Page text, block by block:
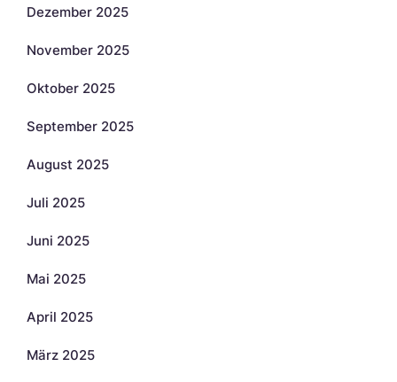
Dezember 2025
November 2025
Oktober 2025
September 2025
August 2025
Juli 2025
Juni 2025
Mai 2025
April 2025
März 2025